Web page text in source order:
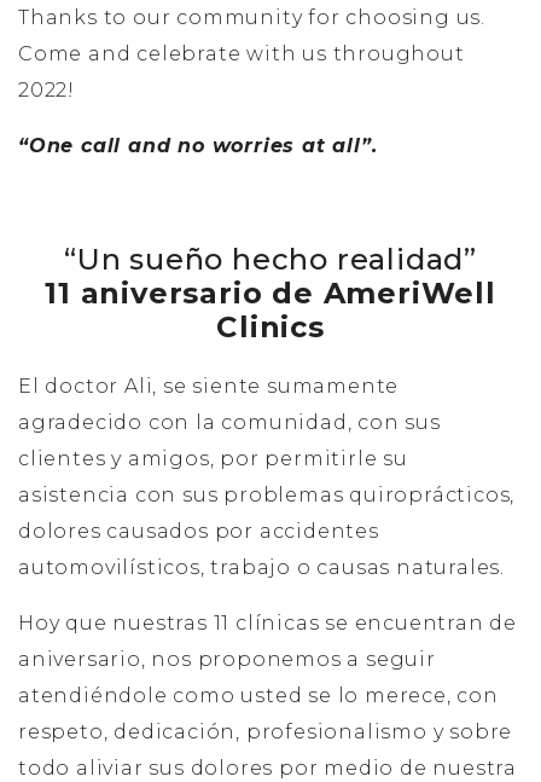
Thanks to our community for choosing us.
Come and celebrate with us throughout
2022!
“One call and no worries at all”.
“Un sueño hecho realidad”
11 aniversario de AmeriWell
Clinics
El doctor Ali, se siente sumamente
agradecido con la comunidad, con sus
clientes y amigos, por permitirle su
asistencia con sus problemas quiroprácticos,
dolores causados por accidentes
automovilísticos, trabajo o causas naturales.
Hoy que nuestras 11 clínicas se encuentran de
aniversario, nos proponemos a seguir
atendiéndole como usted se lo merece, con
respeto, dedicación, profesionalismo y sobre
todo aliviar sus dolores por medio de nuestra